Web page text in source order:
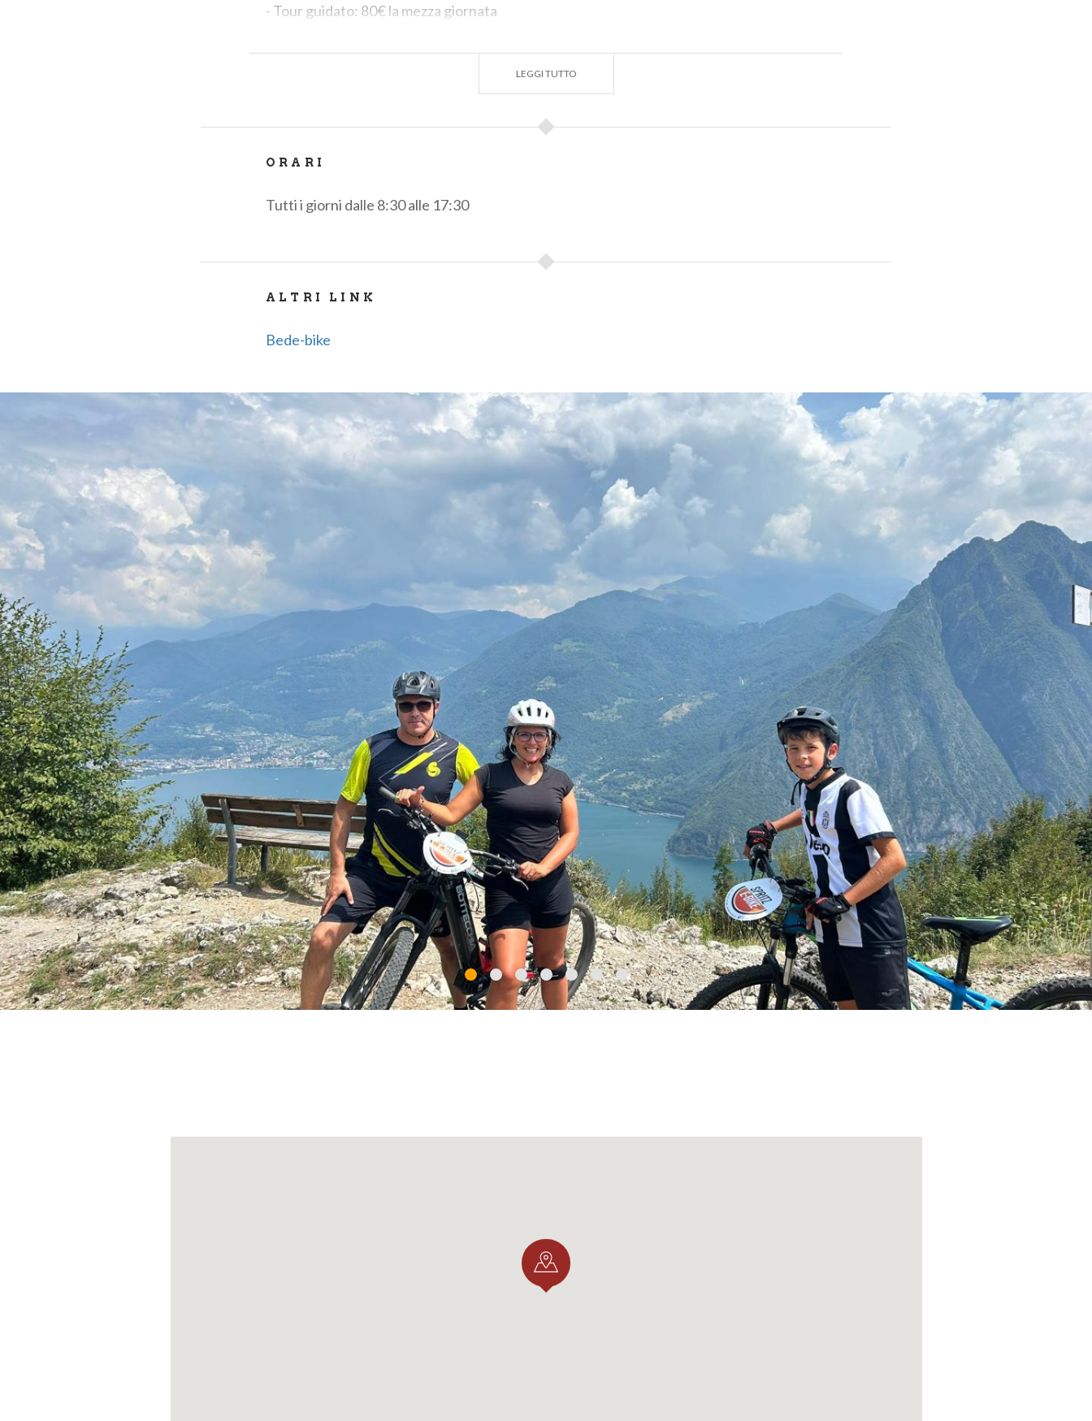
- Tour guidato: 80€ la mezza giornata
PRENOTAZIONE OBBLIGATORIA, ALMENO 24H IN ANTICIPO
LEGGI TUTTO
ORARI
Tutti i giorni dalle 8:30 alle 17:30
ALTRI LINK
Bede-bike